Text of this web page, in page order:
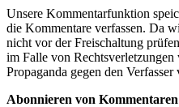
Unsere Kommentarfunktion
die Kommentare verfassen. Da
nicht vor der Freischaltung
im Falle von
Propaganda gegen den
Abonnieren von Kommentaren